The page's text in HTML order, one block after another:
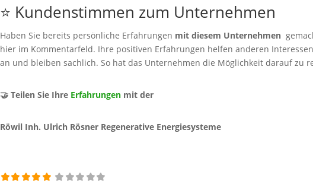
⭐ Kundenstimmen zum Unternehmen
Haben Sie bereits persönliche Erfahrungen mit diesem Unternehmen
hier im Kommentarfeld. Ihre positiven Erfahrungen helfen anderen
an und bleiben sachlich. So hat das Unternehmen die Möglichkeit darauf zu
🤝 Teilen Sie Ihre Erfahrungen mit der
Röwil Inh. Ulrich Rösner Regenerative Energiesysteme